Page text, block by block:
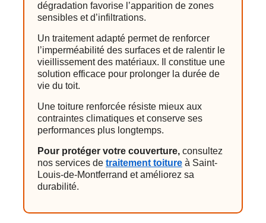
dégradation favorise l’apparition de zones
sensibles et d’infiltrations.
Un traitement adapté permet de renforcer
l’imperméabilité des surfaces et de ralentir le
vieillissement des matériaux. Il constitue une
solution efficace pour prolonger la durée de
vie du toit.
Une toiture renforcée résiste mieux aux
contraintes climatiques et conserve ses
performances plus longtemps.
Pour protéger votre couverture, consultez
nos services de traitement toiture à Saint-
Louis-de-Montferrand et améliorez sa
durabilité.